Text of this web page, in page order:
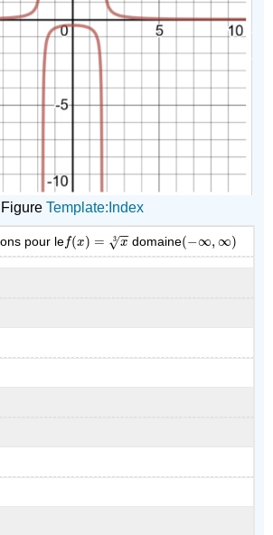
Figure Template:Index
pour le f(x) = x
−
−
√
3
f(x)= x3 domaine(−∞, ∞)
(−∞,∞ )